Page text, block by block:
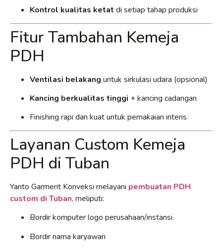
Kontrol kualitas ketat di setiap tahap produksi
Fitur Tambahan Kemeja
PDH
Ventilasi belakang untuk sirkulasi udara (opsional)
Kancing berkualitas tinggi + kancing cadangan
Finishing rapi dan kuat untuk pemakaian intens
Layanan Custom Kemeja
PDH di Tuban
Yanto Garment Konveksi melayani pembuatan PDH
custom di Tuban, meliputi:
Bordir komputer logo perusahaan/instansi
Bordir nama karyawan